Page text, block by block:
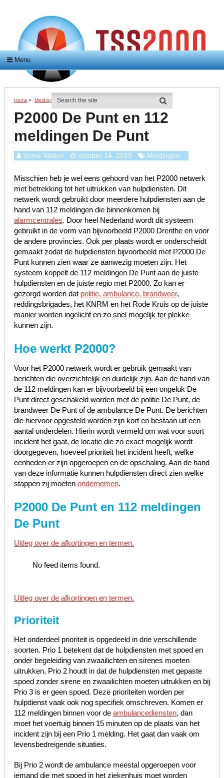
Menu
Home > Meldingen > P2000 De Punt En 112 Meldingen De Punt
P2000 De Punt en 112
meldingen De Punt
Sonia Walker oktober 14, 2019 Meldingen
Misschien heb je wel eens gehoord van het P2000 netwerk
met betrekking tot het uitrukken van hulpdiensten. Dit
netwerk wordt gebruikt door meerdere hulpdiensten aan de
hand van 112 meldingen die binnenkomen bij
alarmcentrales. Door heel Nederland wordt dit systeem
gebruikt in de vorm van bijvoorbeeld P2000 Drenthe en voor
de andere provincies. Ook per plaats wordt er onderscheidt
gemaakt zodat de hulpdiensten bijvoorbeeld met P2000 De
Punt kunnen zien waar ze aanwezig moeten zijn. Het
systeem koppelt de 112 meldingen De Punt aan de juiste
hulpdiensten en de juiste regio met P2000. Zo kan er
gezorgd worden dat politie, ambulance, brandweer,
reddingsbrigades, het KNRM en het Rode Kruis op de juiste
manier worden ingelicht en zo snel mogelijk ter plekke
kunnen zijn.
Hoe werkt P2000?
Voor het P2000 netwerk wordt er gebruik gemaakt van
berichten die overzichtelijk en duidelijk zijn. Aan de hand van
de 112 meldingen kan er bijvoorbeeld bij een ongeluk De
Punt direct geschakeld worden met de politie De Punt, de
brandweer De Punt of de ambulance De Punt. De berichten
die hiervoor opgesteld worden zijn kort en bestaan uit een
aantal onderdelen. Hierin wordt vermeld om wat voor soort
incident het gaat, de locatie die zo exact mogelijk wordt
doorgegeven, hoeveel prioriteit het incident heeft, welke
eenheden er zijn opgeroepen en de opschaling. Aan de hand
van deze informatie kunnen hulpdiensten direct zien welke
stappen zij moeten ondernemen.
P2000 De Punt en 112 meldingen
De Punt
Uitleg over de afkortingen en termen.
No feed items found.
Uitleg over de afkortingen en termen.
Prioriteit
Het onderdeel prioriteit is opgedeeld in drie verschillende
soorten. Prio 1 betekent dat de hulpdiensten met spoed en
onder begeleiding van zwaailichten en sirenes moeten
uitrukken, Prio 2 houdt in dat de hulpdiensten met gepaste
spoed zonder sirene en zwaailichten moeten uitrukken en bij
Prio 3 is er geen spoed. Deze prioriteiten worden per
hulpdienst vaak ook nog specifiek omschreven. Komen er
112 meldingen binnen voor de ambulancediensten, dan
moet het voertuig binnen 15 minuten op de plaats van het
incident zijn bij een Prio 1 melding. Het gaat dan vaak om
levensbedreigende situaties.
Bij Prio 2 wordt de ambulance meestal opgeroepen voor
iemand die met spoed in het ziekenhuis moet worden